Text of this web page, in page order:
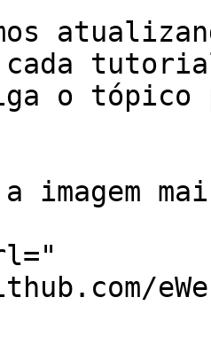
cada
o tópico
imagem